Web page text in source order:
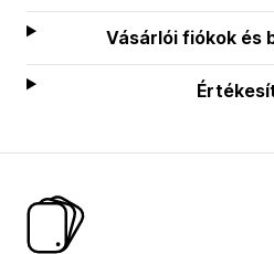
Vásárlói fiókok és